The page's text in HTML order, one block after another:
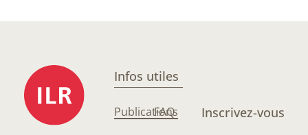
Infos utiles
Publications
FAQ Inscrivez-vous